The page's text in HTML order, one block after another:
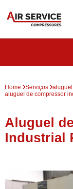
Home Serviços
aluguel de compressor
Aluguel
Industrial